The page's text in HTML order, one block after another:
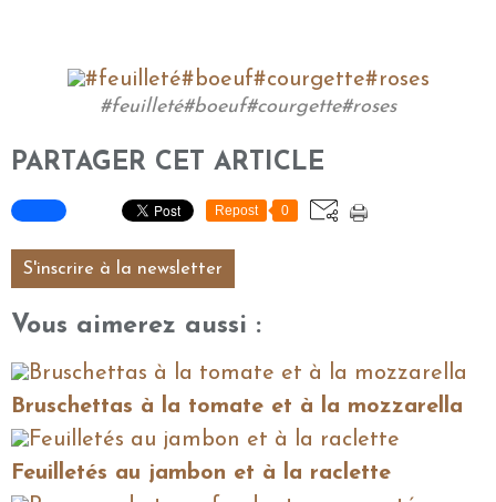
#feuilleté#boeuf#courgette#roses
PARTAGER CET ARTICLE
Repost 0
S'inscrire à la newsletter
Vous aimerez aussi :
Bruschettas à la tomate et à la mozzarella
Feuilletés au jambon et à la raclette